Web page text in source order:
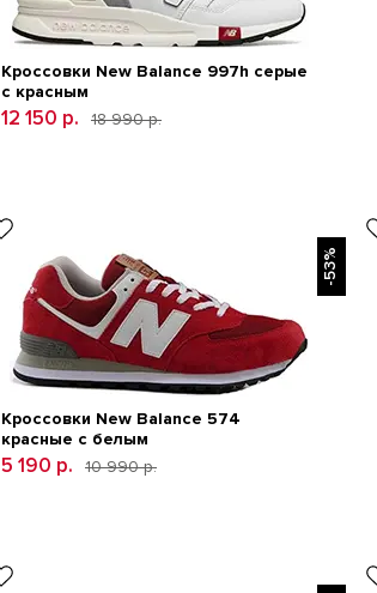
Кроссовки New Balance 997h серые
с красным
12 150 р. 18 990 р.
-53%
Кроссовки New Balance 574
красные с белым
5 190 р. 10 990 р.